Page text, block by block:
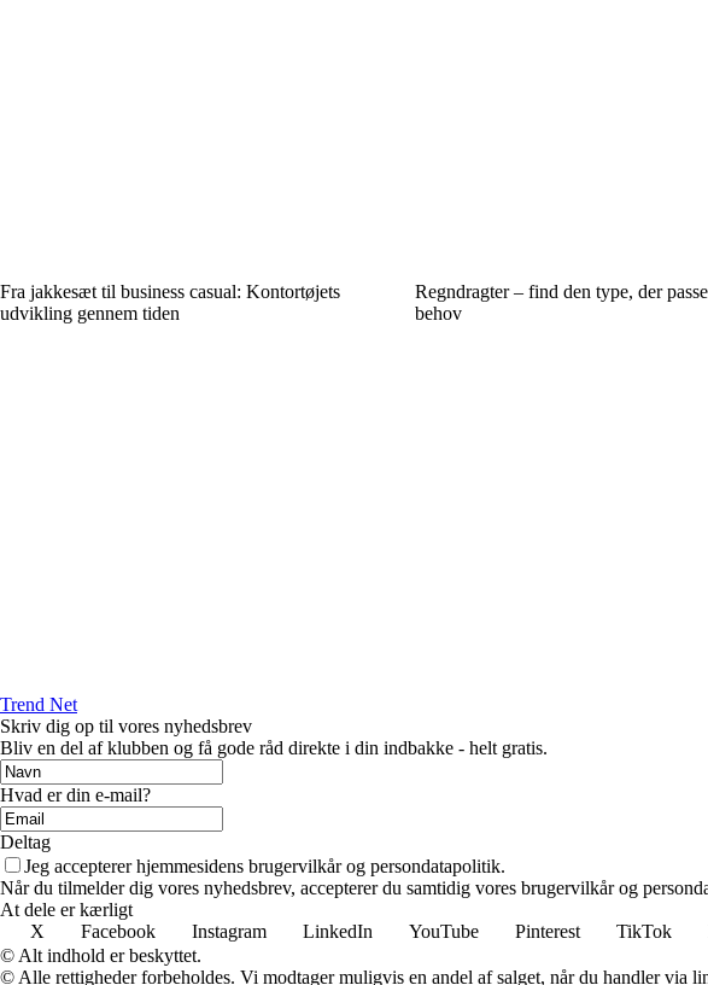
Fra jakkesæt til business casual: Kontortøjets
udvikling gennem tiden
Regndragter – find den type, der
behov
Trend Net
Skriv dig op til vores nyhedsbrev
Bliv en del af klubben og få gode råd direkte i din indbakke - helt gratis.
Hvad er din e-mail?
Deltag
Jeg accepterer hjemmesidens brugervilkår og persondatapolitik.
Når du tilmelder dig vores nyhedsbrev, accepterer du samtidig vores brugervilkår og
At dele er kærligt
X
Facebook Instagram LinkedIn YouTube Pinterest TikTok
© Alt indhold er beskyttet.
© Alle rettigheder forbeholdes. Vi modtager muligvis en andel af salget, når du handler via